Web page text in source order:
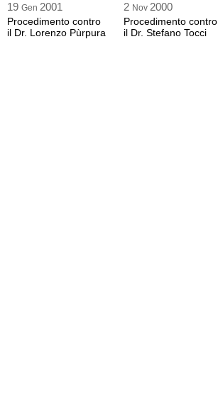
19 Gen 2001
Procedimento contro
il Dr. Lorenzo Pùrpura
2 Nov 2000
Procedimento contro
il Dr. Stefano Tocci